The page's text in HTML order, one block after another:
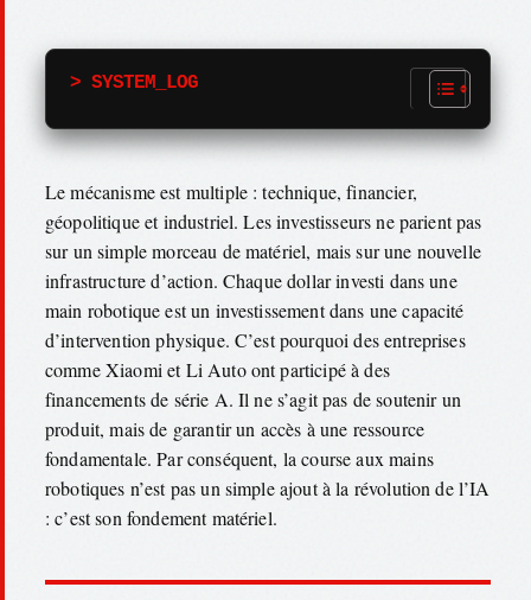
> SYSTEM_LOG
Le mécanisme est multiple : technique, financier,
géopolitique et industriel. Les investisseurs ne parient pas
sur un simple morceau de matériel, mais sur une nouvelle
infrastructure d’action. Chaque dollar investi dans une
main robotique est un investissement dans une capacité
d’intervention physique. C’est pourquoi des entreprises
comme Xiaomi et Li Auto ont participé à des
financements de série A. Il ne s’agit pas de soutenir un
produit, mais de garantir un accès à une ressource
fondamentale. Par conséquent, la course aux mains
robotiques n’est pas un simple ajout à la révolution de l’IA
: c’est son fondement matériel.